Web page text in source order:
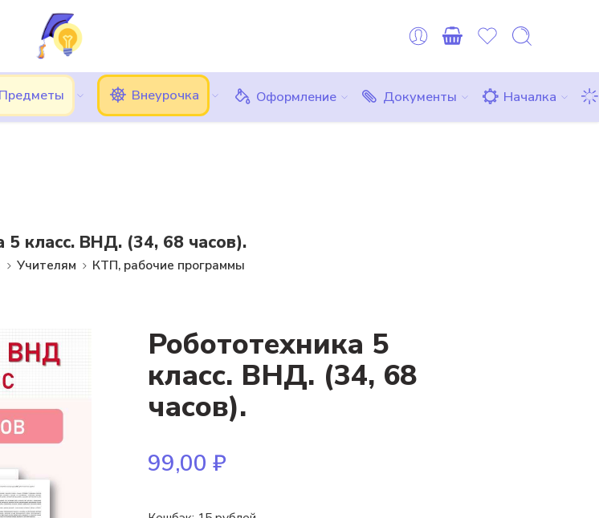
кода подтверждения, в этом случае, оплату можно сделать картой любого другого банка или
Блог
Предметы Внеурочка Оформление Документы Началка
5 класс. ВНД. (34, 68 часов).
Учителям КТП, рабочие программы
Робототехника 5
класс. ВНД. (34, 68
часов).
99,00 ₽